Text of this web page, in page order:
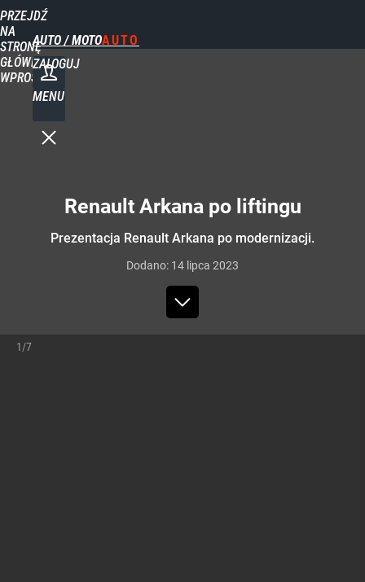
PRZEJDŹ
NA
STRONĘ
GŁÓWNĄ
WPROST.PL
AUTO / MOTO
ZALOGUJ
MENU
Renault Arkana po liftingu
Prezentacja Renault Arkana po modernizacji.
Dodano: 14 lipca 2023